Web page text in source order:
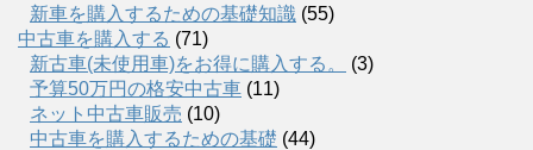
新車を購入するための基礎知識 (55)
中古車を購入する (71)
新古車(未使用車)をお得に購入する。
(3)
予算50万円の格安中古車 (11)
ネット中古車販売 (10)
中古車を購入するための基礎 (44)